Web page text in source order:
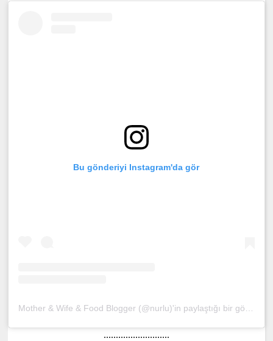
Bu gönderiyi Instagram'da gör
Mother & Wife & Food Blogger (@nurlu)'in paylaştığı bir gönderi
...........................